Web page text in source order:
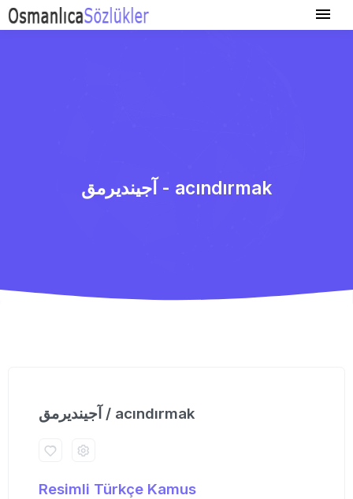
آجیندیرمق - acındırmak
آجیندیرمق / acındırmak
Resimli Türkçe Kamus